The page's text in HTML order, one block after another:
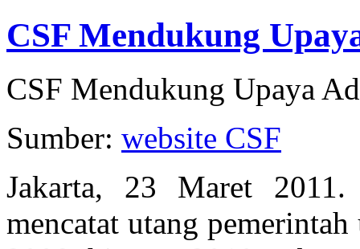
CSF Mendukung
CSF Mendukung Upaya
Sumber: website CSF
Jakarta, 23 Maret
mencatat utang